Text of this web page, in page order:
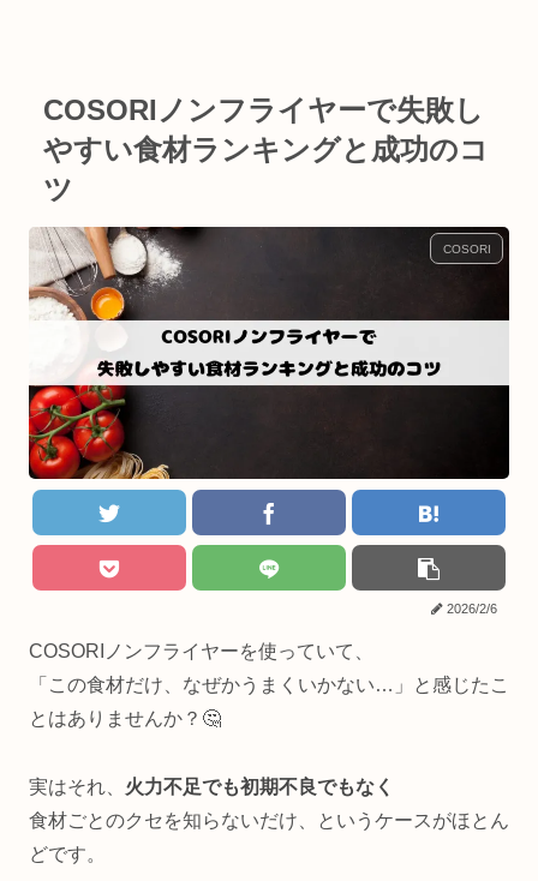
COSORIノンフライヤーで失敗し
やすい食材ランキングと成功のコ
ツ
COSORI
2026/2/6
COSORIノンフライヤーを使っていて、
「この食材だけ、なぜかうまくいかない…」と感じたこ
とはありませんか？🤔
実はそれ、 火力不足でも初期不良でもなく
食材ごとのクセを知らないだけ、というケースがほとん
どです。